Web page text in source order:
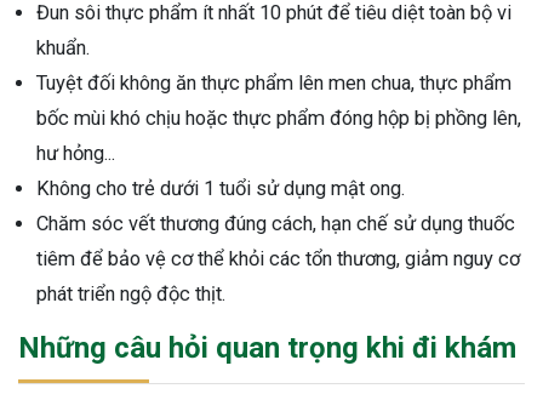
Đun sôi thực phẩm ít nhất 10 phút để tiêu diệt toàn bộ vi
khuẩn.
Tuyệt đối không ăn thực phẩm lên men chua, thực phẩm
bốc mùi khó chịu hoặc thực phẩm đóng hộp bị phồng lên,
hư hỏng...
Không cho trẻ dưới 1 tuổi sử dụng mật ong.
Chăm sóc vết thương đúng cách, hạn chế sử dụng thuốc
tiêm để bảo vệ cơ thể khỏi các tổn thương, giảm nguy cơ
phát triển ngộ độc thịt.
Những câu hỏi quan trọng khi đi khám